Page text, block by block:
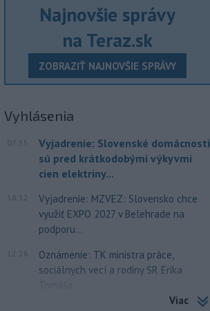
Najnovšie správy
na Teraz.sk
ZOBRAZIŤ NAJNOVŠIE SPRÁVY
Vyhlásenia
07:55
Vyjadrenie: Slovenské domácnosti
sú pred krátkodobými výkyvmi
cien elektriny...
18:12
Vyjadrenie: MZVEZ: Slovensko chce
využiť EXPO 2027 v Belehrade na
podporu...
12:26
Oznámenie: TK ministra práce,
sociálnych vecí a rodiny SR Erika
Tomáša
Viac